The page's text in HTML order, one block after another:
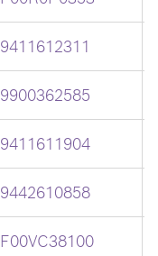
9411612311
9900362585
9411611904
9442610858
F00VC38100